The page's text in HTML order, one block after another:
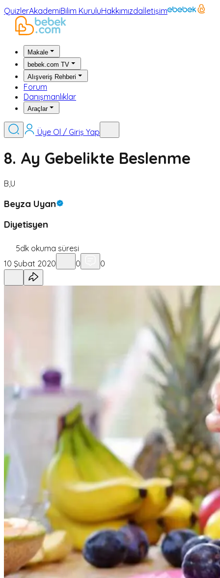
QuizlerAkademiBilim KuruluHakkımızdaİletişim
Makale
bebek.com TV
Alışveriş Rehberi
Forum
Danışmanlıklar
Araçlar
Üye Ol / Giriş Yap
8. Ay Gebelikte Beslenme
B,U
Beyza Uyan
Diyetisyen
5dk okuma süresi
10 Şubat 2020
0 0